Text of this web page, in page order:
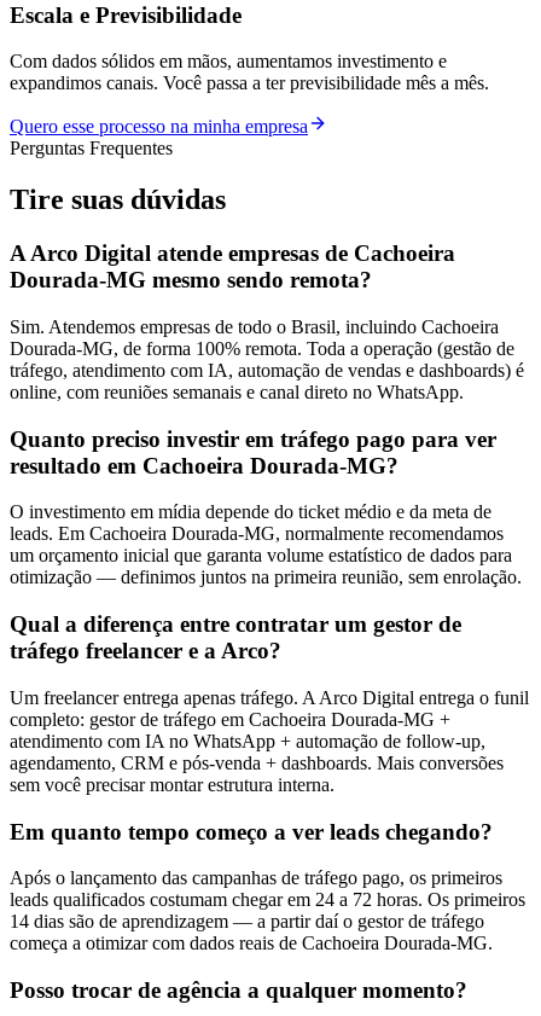
Escala e Previsibilidade
Com dados sólidos em mãos, aumentamos investimento e
expandimos canais. Você passa a ter previsibilidade mês a mês.
Quero esse processo na minha empresa
Perguntas Frequentes
Tire suas dúvidas
A Arco Digital atende empresas de Cachoeira
Dourada-MG mesmo sendo remota?
Sim. Atendemos empresas de todo o Brasil, incluindo Cachoeira
Dourada-MG, de forma 100% remota. Toda a operação (gestão de
tráfego, atendimento com IA, automação de vendas e dashboards) é
online, com reuniões semanais e canal direto no WhatsApp.
Quanto preciso investir em tráfego pago para ver
resultado em Cachoeira Dourada-MG?
O investimento em mídia depende do ticket médio e da meta de
leads. Em Cachoeira Dourada-MG, normalmente recomendamos
um orçamento inicial que garanta volume estatístico de dados para
otimização — definimos juntos na primeira reunião, sem enrolação.
Qual a diferença entre contratar um gestor de
tráfego freelancer e a Arco?
Um freelancer entrega apenas tráfego. A Arco Digital entrega o funil
completo: gestor de tráfego em Cachoeira Dourada-MG +
atendimento com IA no WhatsApp + automação de follow-up,
agendamento, CRM e pós-venda + dashboards. Mais conversões
sem você precisar montar estrutura interna.
Em quanto tempo começo a ver leads chegando?
Após o lançamento das campanhas de tráfego pago, os primeiros
leads qualificados costumam chegar em 24 a 72 horas. Os primeiros
14 dias são de aprendizagem — a partir daí o gestor de tráfego
começa a otimizar com dados reais de Cachoeira Dourada-MG.
Posso trocar de agência a qualquer momento?